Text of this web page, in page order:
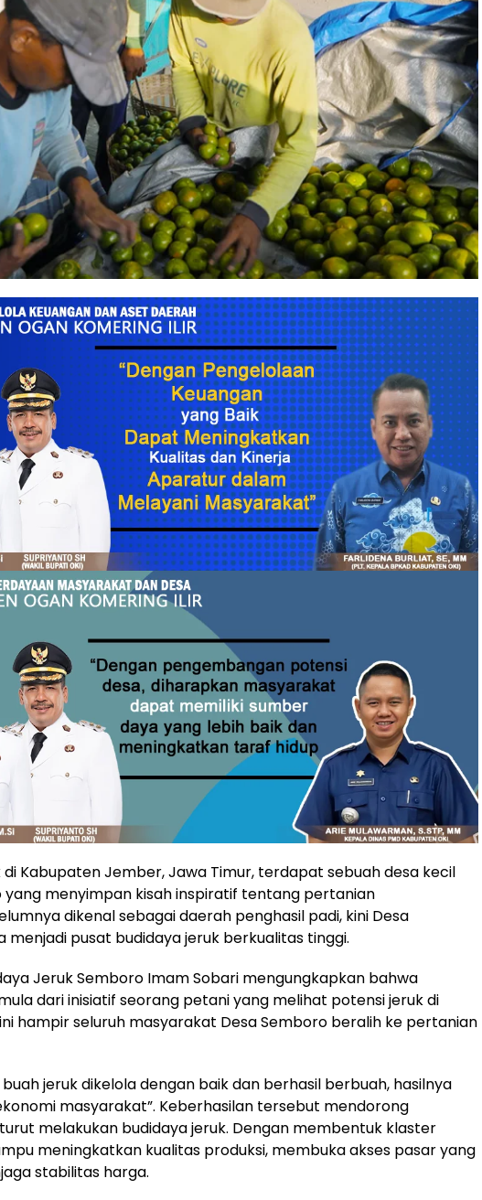
Kabupaten Jember, Jawa Timur, terdapat sebuah desa kecil
menyimpan kisah inspiratif tentang pertanian
dikenal sebagai daerah penghasil padi, kini Desa
menjadi pusat budidaya jeruk berkualitas tinggi.
Jeruk Semboro Imam Sobari mengungkapkan bahwa
dari inisiatif seorang petani yang melihat potensi jeruk di
hampir seluruh masyarakat Desa Semboro beralih ke pertanian
jeruk dikelola dengan baik dan berhasil berbuah, hasilnya
masyarakat”. Keberhasilan tersebut mendorong
melakukan budidaya jeruk. Dengan membentuk klaster
meningkatkan kualitas produksi, membuka akses pasar yang
stabilitas harga.